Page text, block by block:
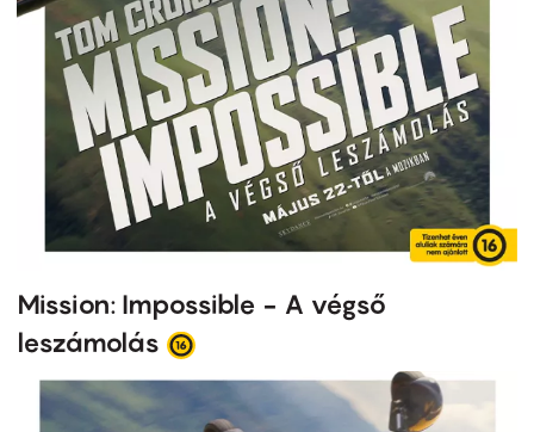
Mission: Impossible - A végső
leszámolás